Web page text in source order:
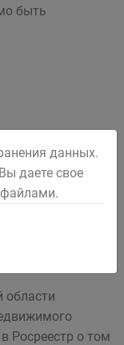
быть
на
области
Росреестр о том
данных.
даете свое
файлами.